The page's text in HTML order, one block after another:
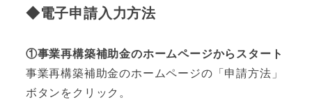
◆電子申請入力方法
①事業再構築補助金のホームページからスタート
事業再構築補助金のホームページの「申請方法」
ボタンをクリック。